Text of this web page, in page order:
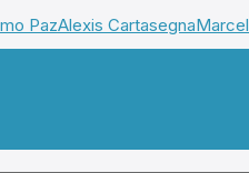
PazAlexis Cartasegna